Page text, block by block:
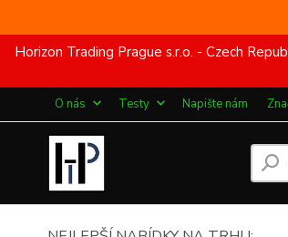
Horizon Trading Prague s.r.o. - Czech
O nás Testy Napište nám